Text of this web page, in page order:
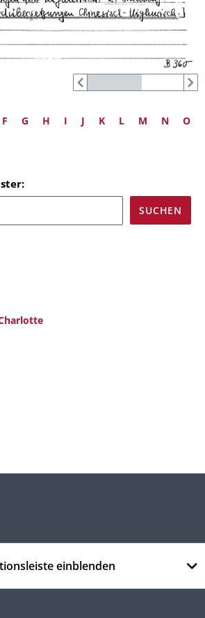
F G H I J K L M N O
einblenden